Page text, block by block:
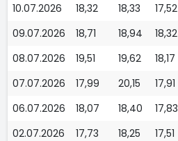
10.07.2026
18,32 18,33 17,52
09.07.2026
18,71 18,94 18,32
08.07.2026
19,51 19,62 18,17
07.07.2026
17,99 20,15 17,91
06.07.2026
18,07 18,40 17,83
02.07.2026
17,73 18,25 17,51